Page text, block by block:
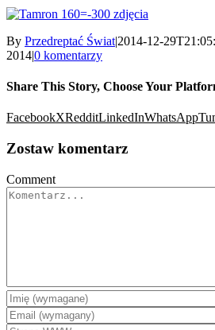
By Przedreptać Świat|2014-12-
2014|0 komentarzy
Share This Story, Choose Your
FacebookXRedditLinkedInWhatsApp
Zostaw komentarz
Comment